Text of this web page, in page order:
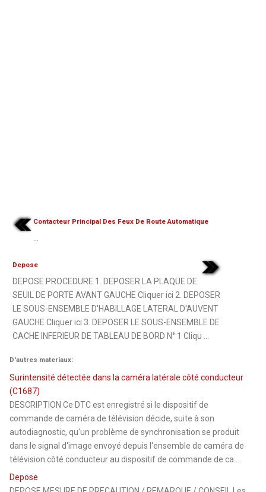
Contacteur Principal Des Feux De Route Automatique
...
Depose
DEPOSE PROCEDURE 1. DEPOSER LA PLAQUE DE
SEUIL DE PORTE AVANT GAUCHE Cliquer ici 2. DEPOSER
LE SOUS-ENSEMBLE D'HABILLAGE LATERAL D'AUVENT
GAUCHE Cliquer ici 3. DEPOSER LE SOUS-ENSEMBLE DE
CACHE INFERIEUR DE TABLEAU DE BORD N° 1 Cliqu ...
D'autres materiaux:
Surintensité détectée dans la caméra latérale côté conducteur
(C1687)
DESCRIPTION Ce DTC est enregistré si le dispositif de
commande de caméra de télévision décide, suite à son
autodiagnostic, qu'un problème de synchronisation se produit
dans le signal d'image envoyé depuis l'ensemble de caméra de
télévision côté conducteur au dispositif de commande de ca ...
Depose